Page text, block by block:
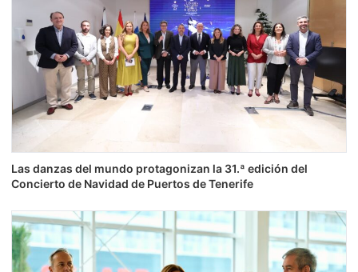
Las danzas del mundo protagonizan la 31.ª edición del
Concierto de Navidad de Puertos de Tenerife